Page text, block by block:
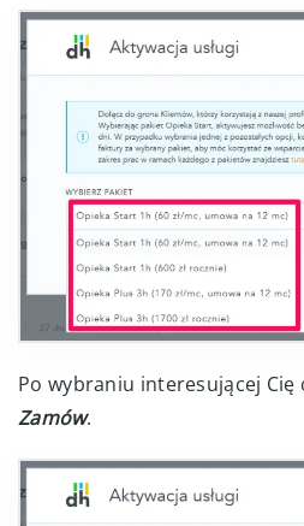
Po wybraniu interesującej
Zamów.